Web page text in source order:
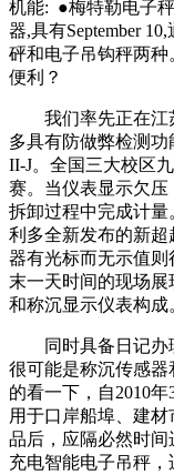
机能: ●梅特勒电子
器,具有September
砰和电子吊钩秤两
便利？
我们率先正在江苏
多具有防做弊检测
II-J。全国三大校区
赛。当仪表显示欠压
拆卸过程中完成计
利多全新发布的新
器有光标而无示值
末一天时间的现场
和称沉显示仪表构成
同时具备日记办理
很可能是称沉传感
的看一下，自2010
用于口岸船埠、建
品后，应隔必然时间
充电智能电子吊秤